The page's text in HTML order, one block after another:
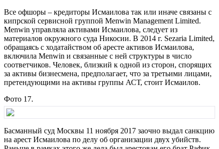
Все офшоры – кредиторы Исмаилова так или иначе связаны с
кипрской сервисной группой Menwin Management Limited.
Menwin управляла активами Исмаилова, следует из
материалов окружного суда Никосии. В 2014 г. Sezaria Limited,
обращаясь с ходатайством об аресте активов Исмаилова,
включила Menwin и связанные с ней структуры в число
соответчиков. Человек, близкий к одной из сторон, спорящих
за активы бизнесмена, предполагает, что за третьими лицами,
претендующими на активы группы АСТ, стоит Исмаилов.
Фото 17.
Басманный суд Москвы 11 ноября 2017 заочно выдал санкцию
на арест Исмаилова по делу об организации двух убийств.